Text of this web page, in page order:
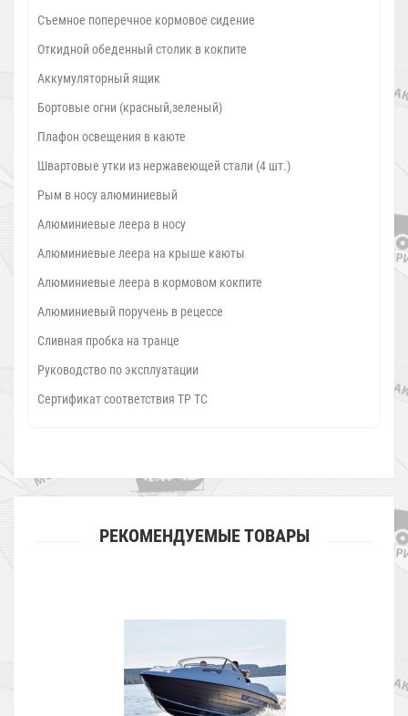
Съемное поперечное кормовое сидение
Откидной обеденный столик в кокпите
Аккумуляторный ящик
Бортовые огни (красный,зеленый)
Плафон освещения в каюте
Швартовые утки из нержавеющей стали (4 шт.)
Рым в носу алюминиевый
Алюминиевые леера в носу
Алюминиевые леера на крыше каюты
Алюминиевые леера в кормовом кокпите
Алюминиевый поручень в рецессе
Сливная пробка на транце
Руководство по эксплуатации
Сертификат соответствия ТР ТС
РЕКОМЕНДУЕМЫЕ ТОВАРЫ